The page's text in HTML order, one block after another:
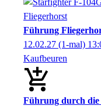
Führung
12.02.27 (1-mal)
Kaufbeuren
Führung durch die